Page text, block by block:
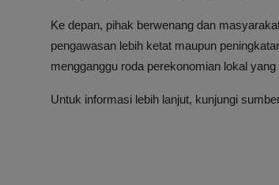
Ke depan, pihak berwenang dan
pengawasan lebih ketat maupun
mengganggu roda perekonomian lokal
Untuk informasi lebih lanjut, kunjungi